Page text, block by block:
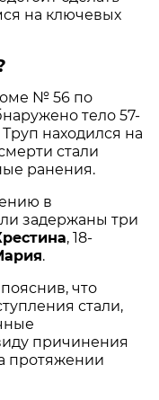
на ключевых
№ 56 по
тело 57-
Труп находился на
стали
ранения.
в
задержаны три
, 18-
.
что
стали,
причинения
протяжении